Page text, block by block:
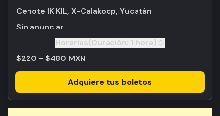
Cenote IK KIL, X-Calakoop, Yucatán
Sin anunciar
Horarios(Duración: 1 hora)
Toggle
$220 - $480 MXN
Adquiere tus boletos